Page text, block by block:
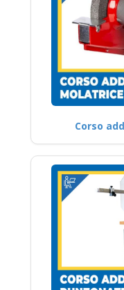
Corso